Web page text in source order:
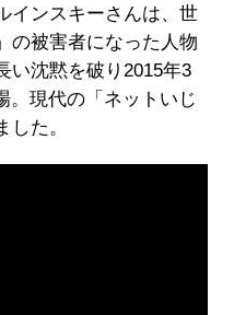
インスキーさんは、世
の被害者になった人物
い沈黙を破り2015年3
。現代の「ネットいじ
た。